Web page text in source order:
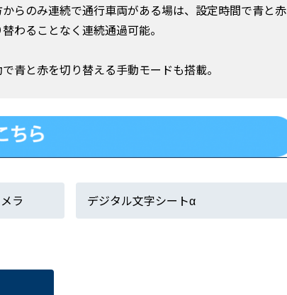
らのみ連続で通行車両がある場は、設定時間で青と赤
わることなく連続通過可能。
青と赤を切り替える手動モードも搭載。
ラ デジタル文字シートα